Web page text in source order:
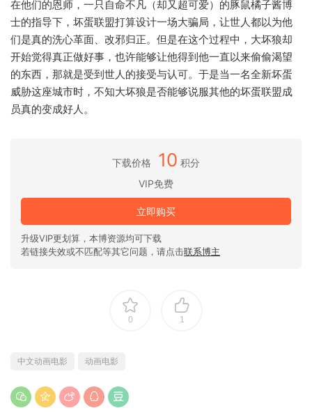
在他们的恩师，一只自命不凡（却又超可爱）的豚鼠橘子酱博
士的指导下，坏蛋联盟打算设计一场大骗局，让世人都以为他
们是真的洗心革面、改邪归正。但是在这个过程中，大坏狼却
开始觉得真正做好事，也许能够让他得到他一直以来偷偷渴望
的东西，那就是受到世人的接受与认可。于是当一名全新坏蛋
威胁这座城市时，不知大坏狼是否能够说服其他的坏蛋联盟成
员真的变成好人。
下载价格 10 积分
VIP免费
立即购买
升级VIP更划算，本博资源均可下载
若链接失效或不匹配等其它问题，请点击联系博主
0 1
中文动画电影 动画电影